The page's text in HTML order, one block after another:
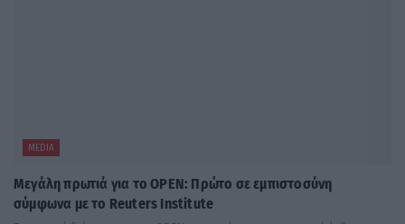
MEDIA
Μεγάλη πρωτιά για το OPEN: Πρώτο σε εμπιστοσύνη
σύμφωνα με το Reuters Institute